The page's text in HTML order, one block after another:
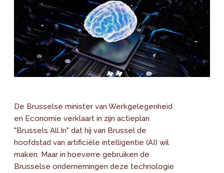
De Brusselse minister van Werkgelegenheid
en Economie verklaart in zijn actieplan
"Brussels All.In" dat hij van Brussel de
hoofdstad van artificiële intelligentie (AI) wil
maken. Maar in hoeverre gebruiken de
Brusselse ondernemingen deze technologie